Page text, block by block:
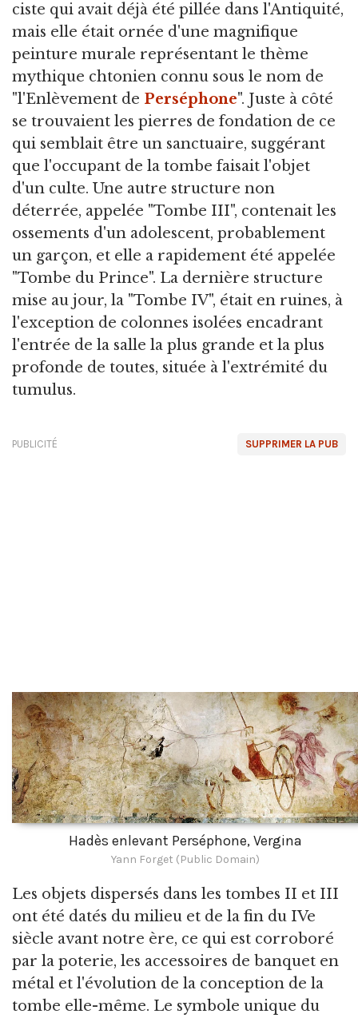
ciste qui avait déjà été pillée dans l'Antiquité,
mais elle était ornée d'une magnifique
peinture murale représentant le thème
mythique chtonien connu sous le nom de
"l'Enlèvement de Perséphone". Juste à côté
se trouvaient les pierres de fondation de ce
qui semblait être un sanctuaire, suggérant
que l'occupant de la tombe faisait l'objet
d'un culte. Une autre structure non
déterrée, appelée "Tombe III", contenait les
ossements d'un adolescent, probablement
un garçon, et elle a rapidement été appelée
"Tombe du Prince". La dernière structure
mise au jour, la "Tombe IV", était en ruines, à
l'exception de colonnes isolées encadrant
l'entrée de la salle la plus grande et la plus
profonde de toutes, située à l'extrémité du
tumulus.
SUPPRIMER LA PUB
PUBLICITÉ
Hadès enlevant Perséphone, Vergina
Yann Forget (Public Domain)
Les objets dispersés dans les tombes II et III
ont été datés du milieu et de la fin du IVe
siècle avant notre ère, ce qui est corroboré
par la poterie, les accessoires de banquet en
métal et l'évolution de la conception de la
tombe elle-même. Le symbole unique du